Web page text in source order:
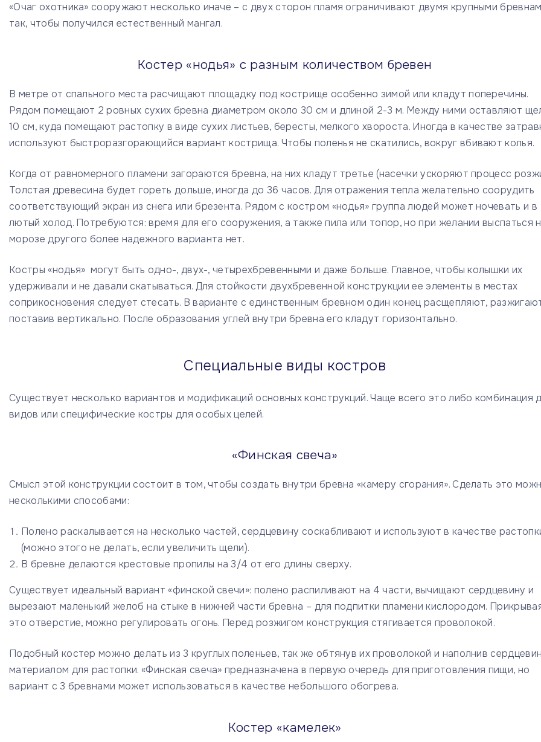
«Очаг охотника» сооружают несколько иначе – с двух сторон пламя ограничивают двумя крупными
так, чтобы получился естественный мангал.
Костер «нодья» с разным количеством бревен
В метре от спального места расчищают площадку под кострище особенно зимой или кладут поперечины.
Рядом помещают 2 ровных сухих бревна диаметром около 30 см и длиной 2-3 м. Между ними оставляют
10 см, куда помещают растопку в виде сухих листьев, бересты, мелкого хвороста. Иногда в качестве
используют быстроразгорающийся вариант кострища. Чтобы поленья не скатились, вокруг вбивают колья.
Когда от равномерного пламени загораются бревна, на них кладут третье (насечки ускоряют процесс
Толстая древесина будет гореть дольше, иногда до 36 часов. Для отражения тепла желательно соорудить
соответствующий экран из снега или брезента. Рядом с костром «нодья» группа людей может ночевать и в
лютый холод. Потребуются: время для его сооружения, а также пила или топор, но при желании выспаться
морозе другого более надежного варианта нет.
Костры «нодья» могут быть одно-, двух-, четырехбревенными и даже больше. Главное, чтобы колышки их
удерживали и не давали скатываться. Для стойкости двухбревенной конструкции ее элементы в местах
соприкосновения следует стесать. В варианте с единственным бревном один конец расщепляют,
поставив вертикально. После образования углей внутри бревна его кладут горизонтально.
Специальные виды костров
Существует несколько вариантов и модификаций основных конструкций. Чаще всего это либо комбинация
видов или специфические костры для особых целей.
«Финская свеча»
Смысл этой конструкции состоит в том, чтобы создать внутри бревна «камеру сгорания». Сделать это
несколькими способами:
Полено раскалывается на несколько частей, сердцевину соскабливают и используют в качестве
(можно этого не делать, если увеличить щели).
В бревне делаются крестовые пропилы на 3/4 от его длины сверху.
Существует идеальный вариант «финской свечи»: полено распиливают на 4 части, вычищают сердцевину и
вырезают маленький желоб на стыке в нижней части бревна – для подпитки пламени кислородом.
это отверстие, можно регулировать огонь. Перед розжигом конструкция стягивается проволокой.
Подобный костер можно делать из 3 круглых поленьев, так же обтянув их проволокой и наполнив
материалом для растопки. «Финская свеча» предназначена в первую очередь для приготовления пищи, но
вариант с 3 бревнами может использоваться в качестве небольшого обогрева.
Костер «камелек»